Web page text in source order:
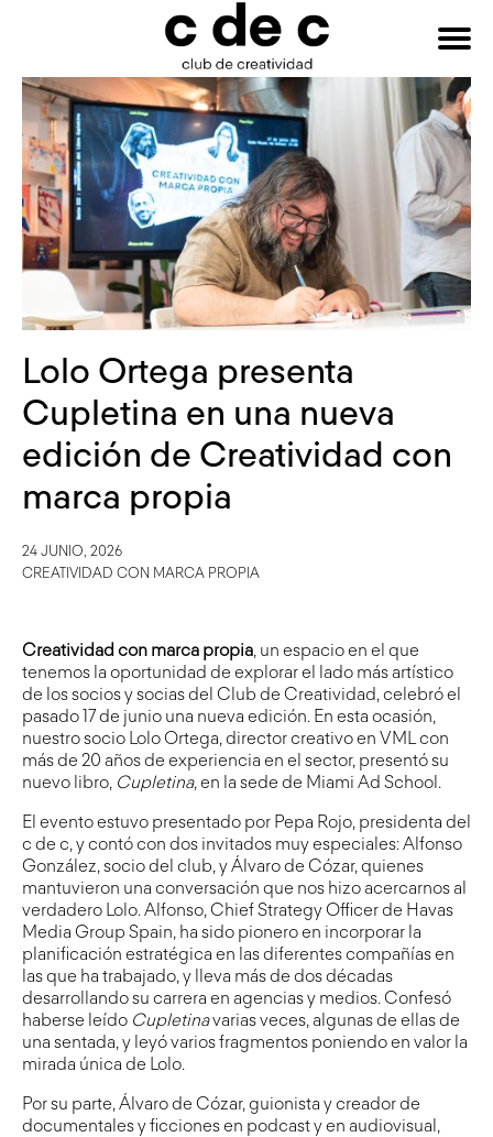
HAZTE
Lolo Ortega presenta
Cupletina en una nueva
edición de Creatividad con
marca propia
24 JUNIO, 2026
CREATIVIDAD CON MARCA PROPIA
Creatividad con marca propia, un espacio en el que
tenemos la oportunidad de explorar el lado más artístico
de los socios y socias del Club de Creatividad, celebró el
pasado 17 de junio una nueva edición. En esta ocasión,
nuestro socio Lolo Ortega, director creativo en VML con
más de 20 años de experiencia en el sector, presentó su
nuevo libro, Cupletina, en la sede de Miami Ad School.
El evento estuvo presentado por Pepa Rojo, presidenta del
c de c, y contó con dos invitados muy especiales: Alfonso
González, socio del club, y Álvaro de Cózar, quienes
mantuvieron una conversación que nos hizo acercarnos al
verdadero Lolo. Alfonso, Chief Strategy Officer de Havas
Media Group Spain, ha sido pionero en incorporar la
planificación estratégica en las diferentes compañías en
las que ha trabajado, y lleva más de dos décadas
desarrollando su carrera en agencias y medios. Confesó
haberse leído Cupletinavarias veces, algunas de ellas de
una sentada, y leyó varios fragmentos poniendo en valor la
mirada única de Lolo.
Por su parte, Álvaro de Cózar, guionista y creador de
documentales y ficciones en podcast y en audiovisual,